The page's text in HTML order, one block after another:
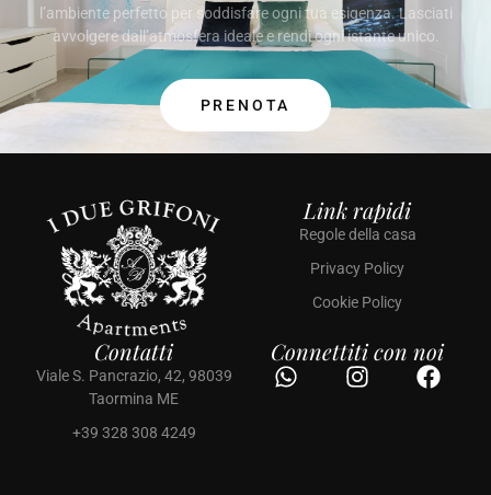
l’ambiente perfetto per soddisfare ogni tua esigenza. Lasciati
avvolgere dall’atmosfera ideale e rendi ogni istante unico.
PRENOTA
Link rapidi
Regole della casa
Privacy Policy
Cookie Policy
Contatti
Viale S. Pancrazio, 42, 98039
Taormina ME
+39 328 308 4249
Connettiti con noi